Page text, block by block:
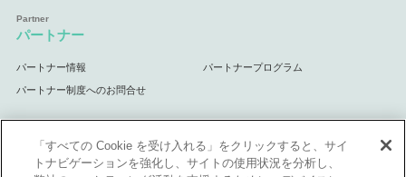
パートナー
パートナー情報 パートナープログラム
パートナー制度へのお問合せ
サポート
「すべての Cookie を受け入れる」をクリックすると、サイ
トナビゲーションを強化し、サイトの使用状況を分析し、